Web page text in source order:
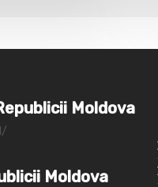
Moldova
Moldova